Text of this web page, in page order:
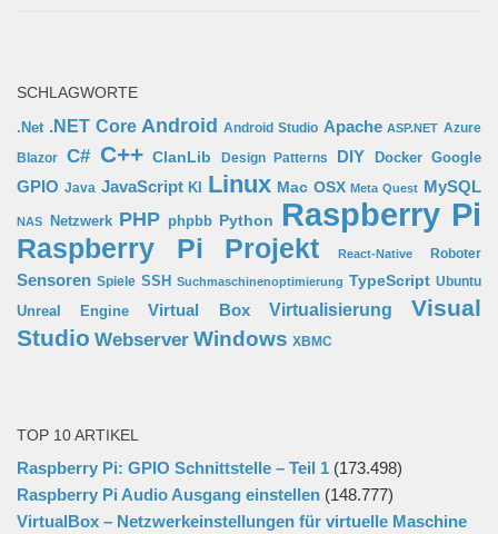
SCHLAGWORTE
.Net .NET Core Android Android Studio Apache ASP.NET Azure
Blazor C# C++ ClanLib Design Patterns DIY Docker Google
GPIO Java JavaScript KI Linux Mac OSX Meta Quest MySQL
NAS Netzwerk PHP phpbb Python Raspberry Pi
Raspberry Pi Projekt React-Native Roboter
Sensoren Spiele SSH Suchmaschinenoptimierung TypeScript Ubuntu
Unreal Engine
Virtual Box Virtualisierung
Visual
Studio Webserver Windows XBMC
TOP 10 ARTIKEL
Raspberry Pi: GPIO Schnittstelle – Teil 1 (173.498)
Raspberry Pi Audio Ausgang einstellen (148.777)
VirtualBox – Netzwerkeinstellungen für virtuelle Maschine